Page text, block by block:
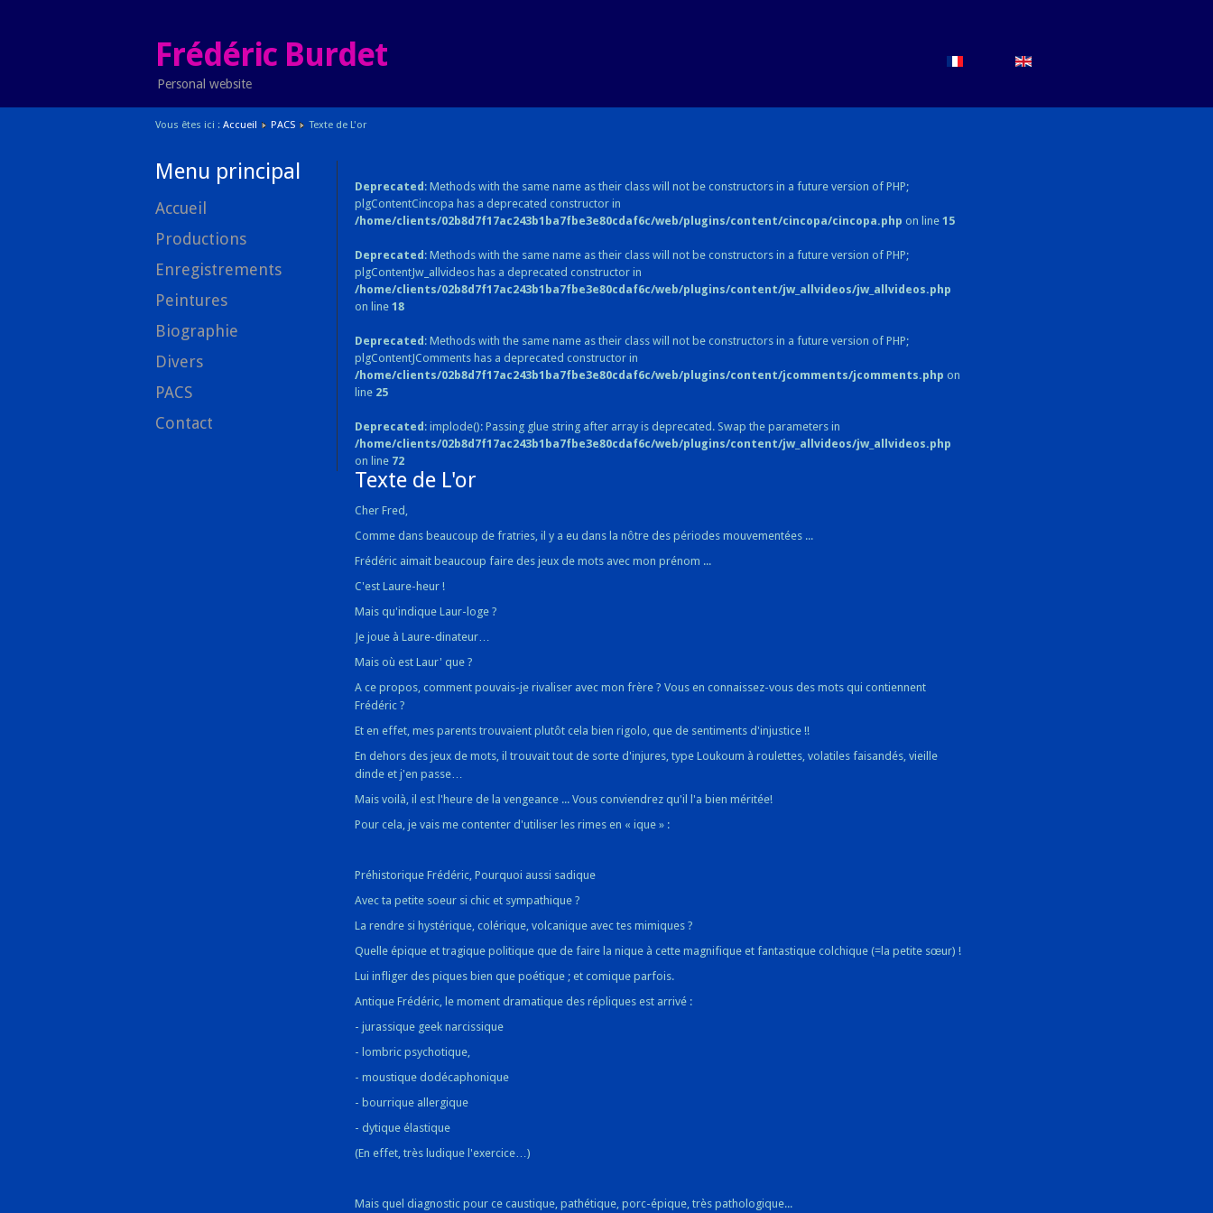
Frédéric Burdet
Personal website
Vous êtes ici : Accueil PACS Texte de L'or
Menu principal
Accueil
Productions
Enregistrements
Peintures
Biographie
Divers
PACS
Contact
Deprecated : Methods with the same name as their class will not be constructors in a future version of PHP;
plgContentCincopa has a deprecated constructor in
/home/clients/02b8d7f17ac243b1ba7fbe3e80cdaf6c/web/plugins/content/cincopa/cincopa.php on line 15
Deprecated : Methods with the same name as their class will not be constructors in a future version of PHP;
plgContentJw_allvideos has a deprecated constructor in
/home/clients/02b8d7f17ac243b1ba7fbe3e80cdaf6c/web/plugins/content/jw_allvideos/jw_allvideos.php
on line 18
Deprecated : Methods with the same name as their class will not be constructors in a future version of PHP;
plgContentJComments has a deprecated constructor in
/home/clients/02b8d7f17ac243b1ba7fbe3e80cdaf6c/web/plugins/content/jcomments/jcomments.php on
line 25
Deprecated : implode(): Passing glue string after array is deprecated. Swap the parameters in
/home/clients/02b8d7f17ac243b1ba7fbe3e80cdaf6c/web/plugins/content/jw_allvideos/jw_allvideos.php
on line 72
Texte de L'or
Cher Fred,
Comme dans beaucoup de fratries, il y a eu dans la nôtre des périodes mouvementées ...
Frédéric aimait beaucoup faire des jeux de mots avec mon prénom ...
C'est Laure-heur !
Mais qu'indique Laur-loge ?
Je joue à Laure-dinateur…
Mais où est Laur' que ?
A ce propos, comment pouvais-je rivaliser avec mon frère ? Vous en connaissez-vous des mots qui contiennent
Frédéric ?
Et en effet, mes parents trouvaient plutôt cela bien rigolo, que de sentiments d'injustice !!
En dehors des jeux de mots, il trouvait tout de sorte d'injures, type Loukoum à roulettes, volatiles faisandés, vieille
dinde et j'en passe…
Mais voilà, il est l'heure de la vengeance ... Vous conviendrez qu'il l'a bien méritée!
Pour cela, je vais me contenter d'utiliser les rimes en « ique » :
Préhistorique Frédéric, Pourquoi aussi sadique
Avec ta petite soeur si chic et sympathique ?
La rendre si hystérique, colérique, volcanique avec tes mimiques ?
Quelle épique et tragique politique que de faire la nique à cette magnifique et fantastique colchique (=la petite sœur) !
Lui infliger des piques bien que poétique ; et comique parfois.
Antique Frédéric, le moment dramatique des répliques est arrivé :
- jurassique geek narcissique
- lombric psychotique,
- moustique dodécaphonique
- bourrique allergique
- dytique élastique
(En effet, très ludique l'exercice…)
Mais quel diagnostic pour ce caustique, pathétique, porc-épique, très pathologique...